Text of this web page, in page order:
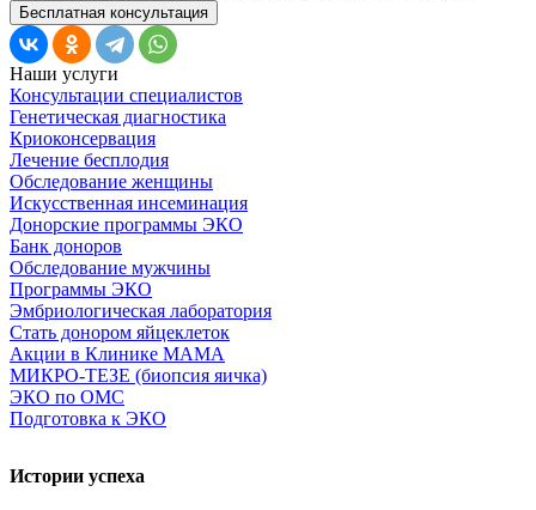
Бесплатная консультация
Наши услуги
Консультации специалистов
Генетическая диагностика
Криоконсервация
Лечение бесплодия
Обследование женщины
Искусственная инсеминация
Донорские программы ЭКО
Банк доноров
Обследование мужчины
Программы ЭКО
Эмбриологическая лаборатория
Стать донором яйцеклеток
Акции в Клинике МАМА
МИКРО-ТЕЗЕ (биопсия яичка)
ЭКО по ОМС
Подготовка к ЭКО
Истории успеха